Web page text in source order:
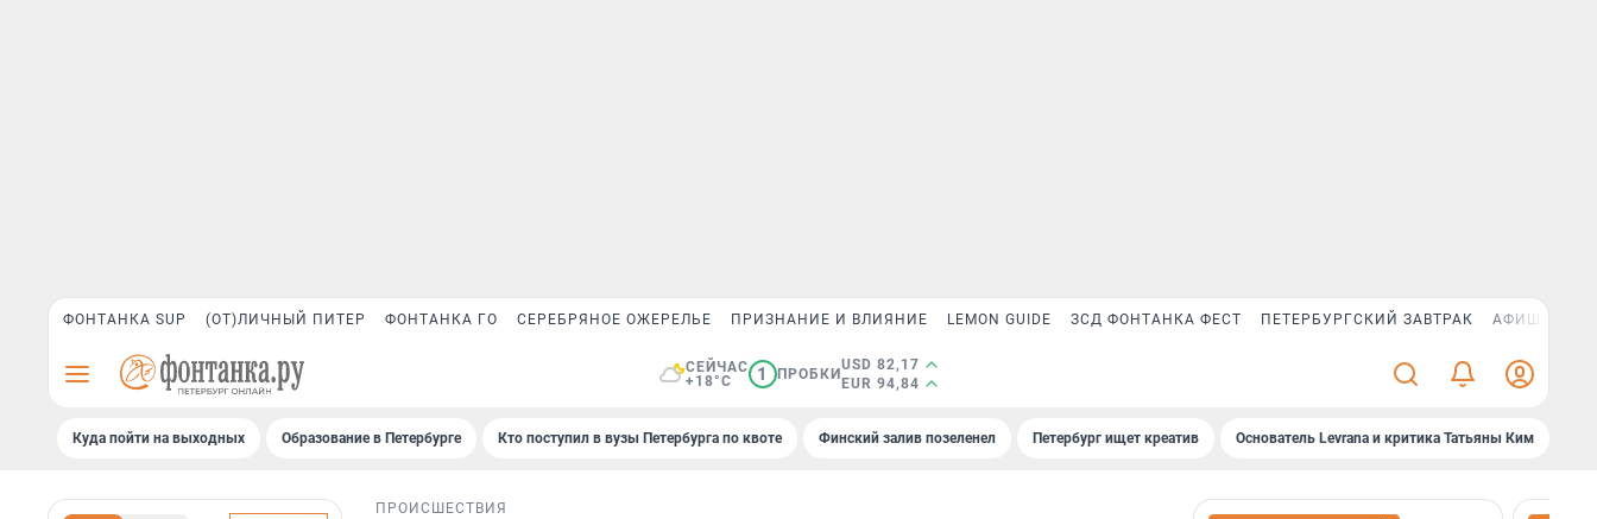
ФОНТАНКА SUP (ОТ)ЛИЧНЫЙ ПИТЕР ФОНТАНКА ГО СЕРЕБРЯНОЕ ОЖЕРЕЛЬЕ ПРИЗНАНИЕ И ВЛИЯНИЕ LEMON GUIDE ЗСД ФОНТАНКА ФЕСТ ПЕТЕРБУРГСКИЙ ЗАВТРАК АФИША PLUS
СЕЙЧАС
+18°C
1 ПРОБКИ
USD 82,17
EUR 94,84
Куда пойти на выходных Образование в Петербурге Кто поступил в вузы Петербурга по квоте Финский залив позеленел Петербург ищет креатив Основатель Levrana и критика Татьяны Ким
ПРОИСШЕСТВИЯ